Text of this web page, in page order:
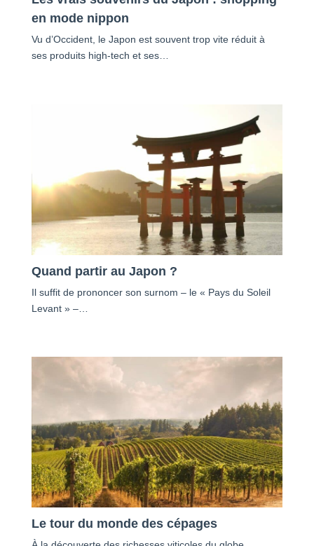
en mode nippon
Vu d’Occident, le Japon est souvent trop vite réduit à
ses produits high-tech et ses…
Quand partir au Japon ?
Il suffit de prononcer son surnom – le « Pays du Soleil
Levant » –…
Le tour du monde des cépages